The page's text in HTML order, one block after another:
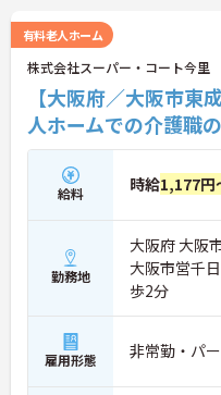
有料老人ホーム
株式会社スーパー・コート今里
【大阪府／大阪市東
人ホームでの介護職
給料 時給1,177円
勤務地
大阪府 大阪
大阪市営千
歩2分
雇用形態 非常勤・パ